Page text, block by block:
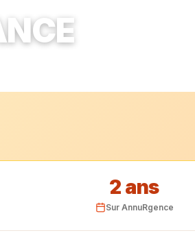
2 ans
Sur AnnuRgence